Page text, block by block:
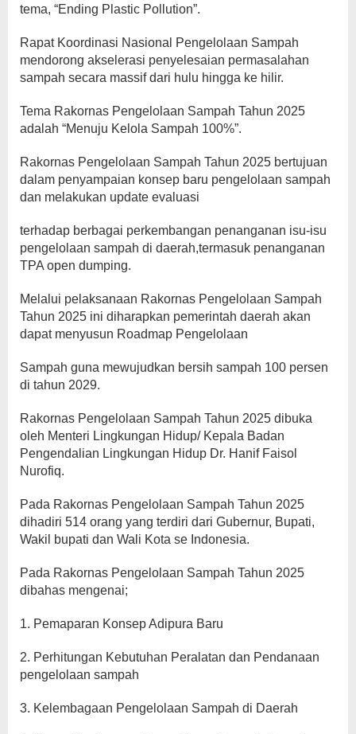
tema, “Ending Plastic Pollution”.
Rapat Koordinasi Nasional Pengelolaan Sampah
mendorong akselerasi penyelesaian permasalahan
sampah secara massif dari hulu hingga ke hilir.
Tema Rakornas Pengelolaan Sampah Tahun 2025
adalah “Menuju Kelola Sampah 100%”.
Rakornas Pengelolaan Sampah Tahun 2025 bertujuan
dalam penyampaian konsep baru pengelolaan sampah
dan melakukan update evaluasi
terhadap berbagai perkembangan penanganan isu-isu
pengelolaan sampah di daerah,termasuk penanganan
TPA open dumping.
Melalui pelaksanaan Rakornas Pengelolaan Sampah
Tahun 2025 ini diharapkan pemerintah daerah akan
dapat menyusun Roadmap Pengelolaan
Sampah guna mewujudkan bersih sampah 100 persen
di tahun 2029.
Rakornas Pengelolaan Sampah Tahun 2025 dibuka
oleh Menteri Lingkungan Hidup/ Kepala Badan
Pengendalian Lingkungan Hidup Dr. Hanif Faisol
Nurofiq.
Pada Rakornas Pengelolaan Sampah Tahun 2025
dihadiri 514 orang yang terdiri dari Gubernur, Bupati,
Wakil bupati dan Wali Kota se Indonesia.
Pada Rakornas Pengelolaan Sampah Tahun 2025
dibahas mengenai;
1. Pemaparan Konsep Adipura Baru
2. Perhitungan Kebutuhan Peralatan dan Pendanaan
pengelolaan sampah
3. Kelembagaan Pengelolaan Sampah di Daerah